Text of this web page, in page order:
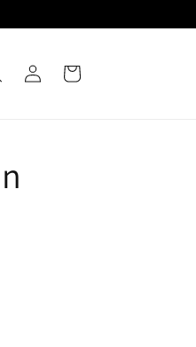
EinloggenWarenkorb